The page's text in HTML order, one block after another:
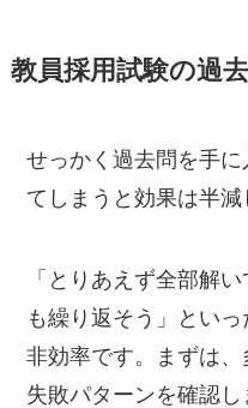
教員採用試験の過
せっかく過去問を手に
てしまうと効果は半減
「とりあえず全部解
も繰り返そう」とい
非効率です。まずは
失敗パターンを確認し